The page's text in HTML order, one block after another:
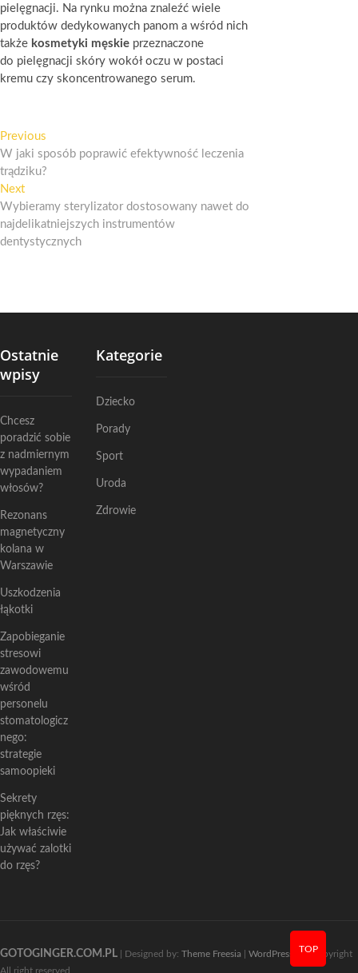
pielęgnacji. Na rynku można znaleźć wiele
produktów dedykowanych panom a wśród nich
także kosmetyki męskie przeznaczone
do pielęgnacji skóry wokół oczu w postaci
kremu czy skoncentrowanego serum.
Nawigacja
wpisu
Previous
post:
W jaki sposób poprawić efektywność leczenia
trądziku?
NextNext
post:
Wybieramy sterylizator dostosowany nawet do
najdelikatniejszych instrumentów
dentystycznych
Ostatnie
wpisy
Chcesz
poradzić sobie
z nadmiernym
wypadaniem
włosów?
Rezonans
magnetyczny
kolana w
Warszawie
Uszkodzenia
łąkotki
Zapobieganie
stresowi
zawodowemu
wśród
personelu
stomatologicz
nego:
strategie
samoopieki
Sekrety
pięknych rzęs:
Jak właściwie
używać zalotki
do rzęs?
Kategorie
Dziecko
Porady
Sport
Uroda
Zdrowie
GOTOGINGER.COM.PL | Designed by: Theme Freesia WordPress
| © Copyright
All right reserved
TOP